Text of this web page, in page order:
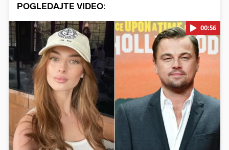
POGLEDAJTE VIDEO:
Pokretanje videa...
00:56